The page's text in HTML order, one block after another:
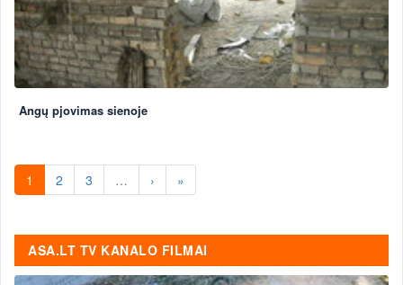
Angų pjovimas sienoje
1 2 3 … › »
ASA.LT TV KANALO FILMAI